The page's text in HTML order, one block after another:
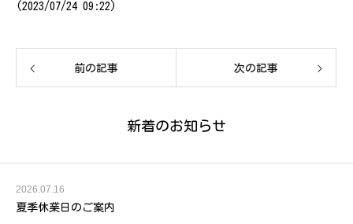
(2023/07/24 09:22)
前の記事 次の記事
新着のお知らせ
2026.07.16
夏季休業日のご案内